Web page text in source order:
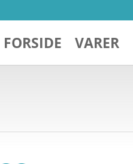
FORSIDE VARER